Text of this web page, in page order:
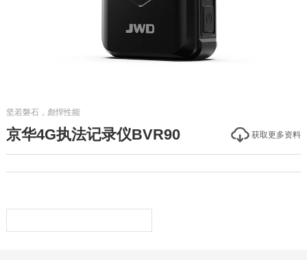
坚若磐石，彪悍性能
京华4G执法记录仪BVR90 获取更多资料